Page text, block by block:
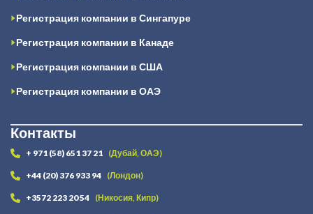
Регистрация компании в Сингапуре
Регистрация компании в Канаде
Регистрация компании в США
Регистрация компании в ОАЭ
Контакты
+ 971 (58) 651 37 21 (Дубай, ОАЭ)
+44 (20) 376 933 94 (Лондон)
+3572 223 20 54 (Никосия, Кипр)